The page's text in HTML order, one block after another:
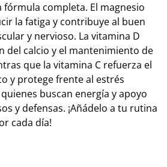
completa. El magnesio
la fatiga y contribuye al buen
y nervioso. La vitamina D
del calcio y el mantenimiento de
que la vitamina C refuerza el
y protege frente al estrés
buscan energía y apoyo
y defensas. ¡Añádelo a tu rutina
cada día!